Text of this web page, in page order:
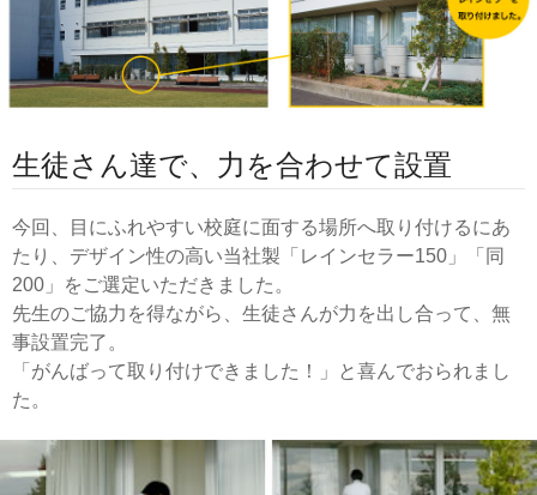
生徒さん達で、力を合わせて設置
今回、目にふれやすい校庭に面する場所へ取り付けるにあ
たり、デザイン性の高い当社製「レインセラー150」「同
200」をご選定いただきました。
先生のご協力を得ながら、生徒さんが力を出し合って、無
事設置完了。
「がんばって取り付けできました！」と喜んでおられまし
た。